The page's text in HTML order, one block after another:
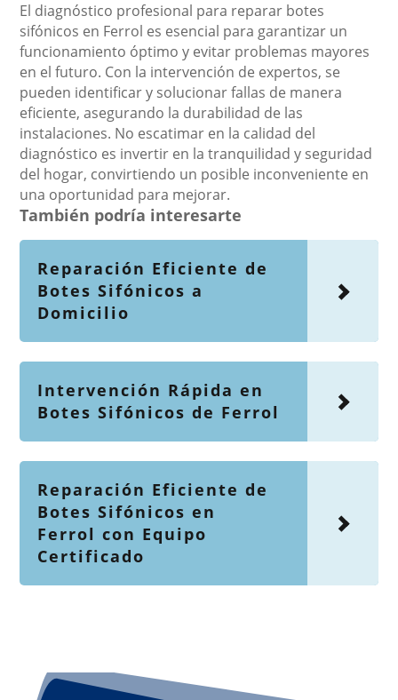
El diagnóstico profesional para reparar botes
sifónicos en Ferrol es esencial para garantizar un
funcionamiento óptimo y evitar problemas mayores
en el futuro. Con la intervención de expertos, se
pueden identificar y solucionar fallas de manera
eficiente, asegurando la durabilidad de las
instalaciones. No escatimar en la calidad del
diagnóstico es invertir en la tranquilidad y seguridad
del hogar, convirtiendo un posible inconveniente en
una oportunidad para mejorar.
También podría interesarte
Reparación Eficiente de
Botes Sifónicos a
Domicilio
Intervención Rápida en
Botes Sifónicos de Ferrol
Reparación Eficiente de
Botes Sifónicos en
Ferrol con Equipo
Certificado